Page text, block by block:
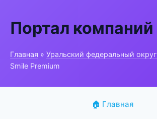
Портал компаний
Главная » Уральский федеральный округ
Smile Premium
🏠 Главная